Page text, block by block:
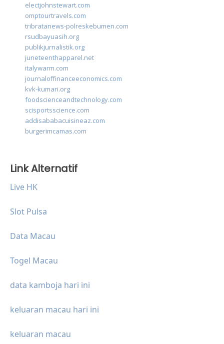
electjohnstewart.com
omptourtravels.com
tribratanews-polreskebumen.com
rsudbayuasih.org
publikjurnalistik.org
juneteenthapparel.net
italywarm.com
journaloffinanceeconomics.com
kvk-kumari.org
foodscienceandtechnology.com
scisportsscience.com
addisababacuisineaz.com
burgerimcamas.com
Link Alternatif
Live HK
Slot Pulsa
Data Macau
Togel Macau
data kamboja hari ini
keluaran macau hari ini
keluaran macau